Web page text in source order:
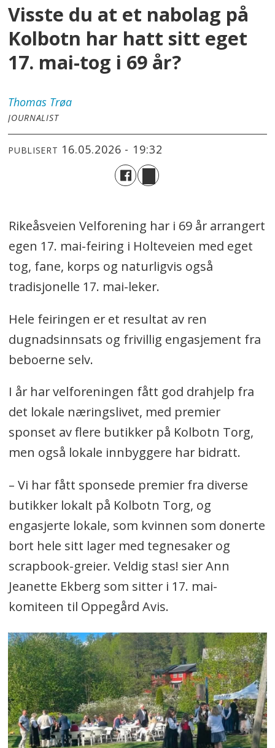
Visste du at et nabolag på
Kolbotn har hatt sitt eget
17. mai-tog i 69 år?
Thomas Trøa
JOURNALIST
PUBLISERT 16.05.2026 - 19:32
Rikeåsveien Velforening har i 69 år arrangert
egen 17. mai-feiring i Holteveien med eget
tog, fane, korps og naturligvis også
tradisjonelle 17. mai-leker.
Hele feiringen er et resultat av ren
dugnadsinnsats og frivillig engasjement fra
beboerne selv.
I år har velforeningen fått god drahjelp fra
det lokale næringslivet, med premier
sponset av flere butikker på Kolbotn Torg,
men også lokale innbyggere har bidratt.
– Vi har fått sponsede premier fra diverse
butikker lokalt på Kolbotn Torg, og
engasjerte lokale, som kvinnen som donerte
bort hele sitt lager med tegnesaker og
scrapbook-greier. Veldig stas! sier Ann
Jeanette Ekberg som sitter i 17. mai-
komiteen til Oppegård Avis.